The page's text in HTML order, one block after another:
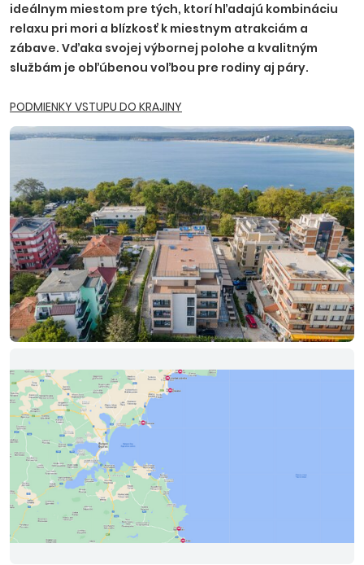
ideálnym miestom pre tých, ktorí hľadajú kombináciu
relaxu pri mori a blízkosť k miestnym atrakciám a
zábave. Vďaka svojej výbornej polohe a kvalitným
službám je obľúbenou voľbou pre rodiny aj páry.
PODMIENKY VSTUPU DO KRAJINY